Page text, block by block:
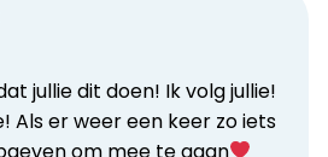
jullie dit doen! Ik volg jullie!
Als er weer een keer zo iets
om mee te gaan